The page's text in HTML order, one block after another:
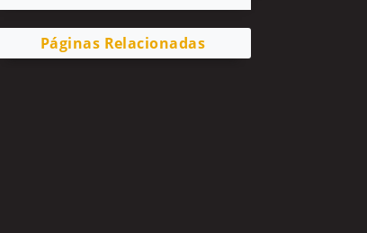
Páginas Relacionadas